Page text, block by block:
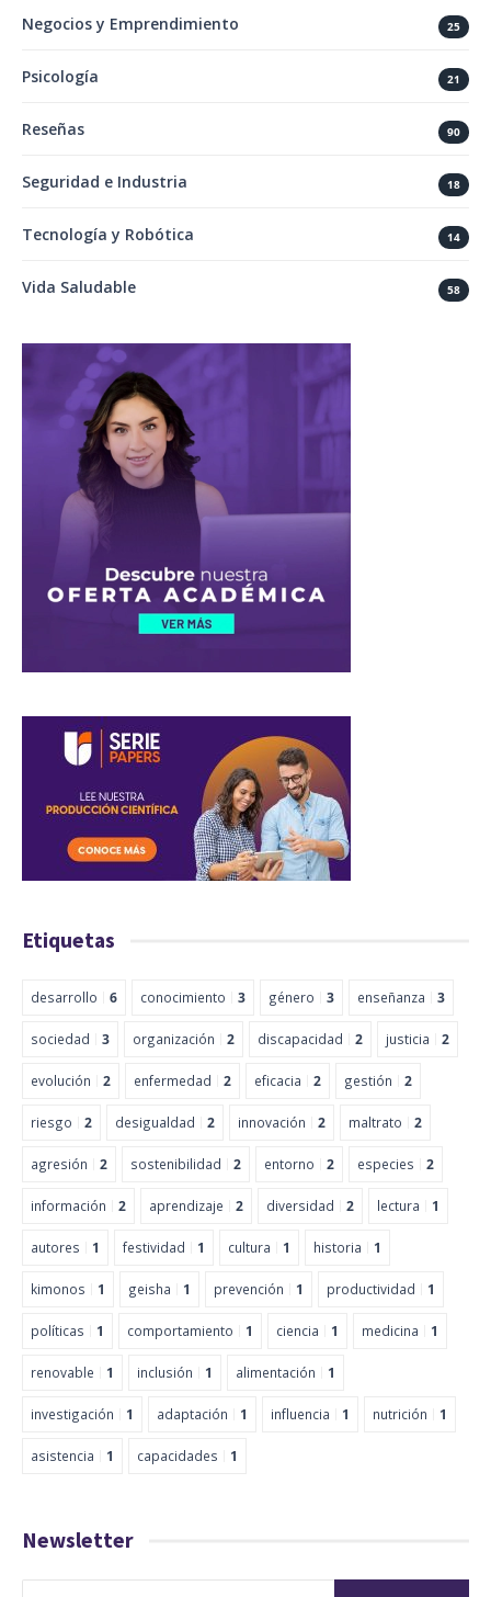
Negocios y Emprendimiento 25
Psicología 21
Reseñas 90
Seguridad e Industria 18
Tecnología y Robótica 14
Vida Saludable 58
Etiquetas
desarrollo 6 conocimiento 3 género 3 enseñanza 3
sociedad 3 organización 2 discapacidad 2 justicia 2
evolución 2 enfermedad 2 eficacia 2 gestión 2
riesgo 2 desigualdad 2 innovación 2 maltrato 2
agresión 2 sostenibilidad 2 entorno 2 especies 2
información 2 aprendizaje 2 diversidad 2 lectura 1
autores 1 festividad 1 cultura 1 historia 1
kimonos 1 geisha 1 prevención 1 productividad 1
políticas 1 comportamiento 1 ciencia 1 medicina 1
renovable 1 inclusión 1 alimentación 1
investigación 1 adaptación 1 influencia 1 nutrición 1
asistencia 1 capacidades 1
Newsletter